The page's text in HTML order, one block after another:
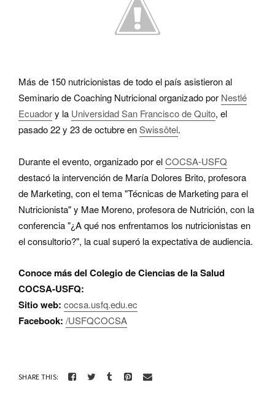
Más de 150 nutricionistas de todo el país asistieron al
Seminario de Coaching Nutricional organizado por Nestlé
Ecuadory la Universidad San Francisco de Quito, el
pasado 22 y 23 de octubre enSwissôtel.
Durante el evento, organizado por elCOCSA-USFQ
destacó la intervención de María Dolores Brito, profesora
de Marketing, con el tema "Técnicas de Marketing para el
Nutricionista" y Mae Moreno, profesora de Nutrición, con la
conferencia "¿A qué nos enfrentamos los nutricionistas en
el consultorio?", la cual superó la expectativa de audiencia.
Conoce más del Colegio de Ciencias de la Salud
COCSA-USFQ:
Sitio web: cocsa.usfq.edu.ec
Facebook: /USFQCOCSA
SHARE THIS: